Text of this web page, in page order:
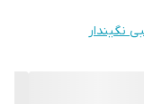
نگیندار